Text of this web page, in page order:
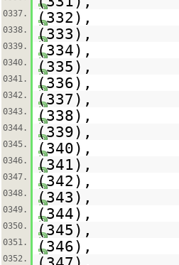
0337. (332),
0338. (333),
0339. (334),
0340. (335),
0341. (336),
0342. (337),
0343. (338),
0344. (339),
0345. (340),
0346. (341),
0347. (342),
0348. (343),
0349. (344),
0350. (345),
0351. (346),
0352.